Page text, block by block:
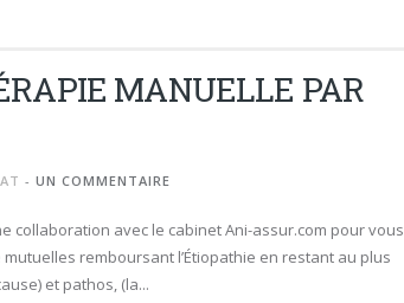
MANUELLE PAR
- UN COMMENTAIRE
collaboration avec le cabinet Ani-assur.com pour vous
remboursant l’Étiopathie en restant au plus
et pathos, (la...